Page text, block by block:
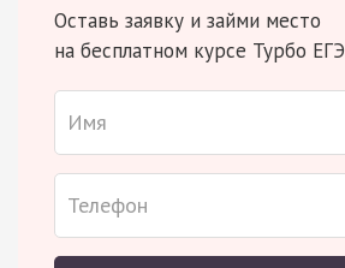
Оставь заявку и займи место
на бесплатном курсе Турбо ЕГЭ